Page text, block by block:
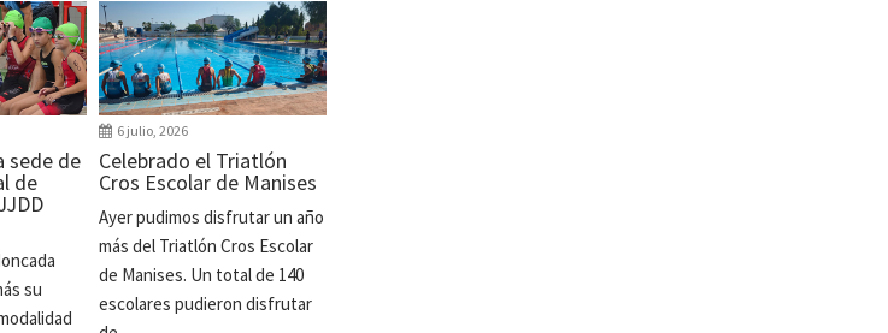
sede de
de
su
6 julio, 2026
Celebrado el Triatlón
Cros Escolar de Manises
Ayer pudimos disfrutar un año
más del Triatlón Cros Escolar
de Manises. Un total de 140
escolares pudieron disfrutar